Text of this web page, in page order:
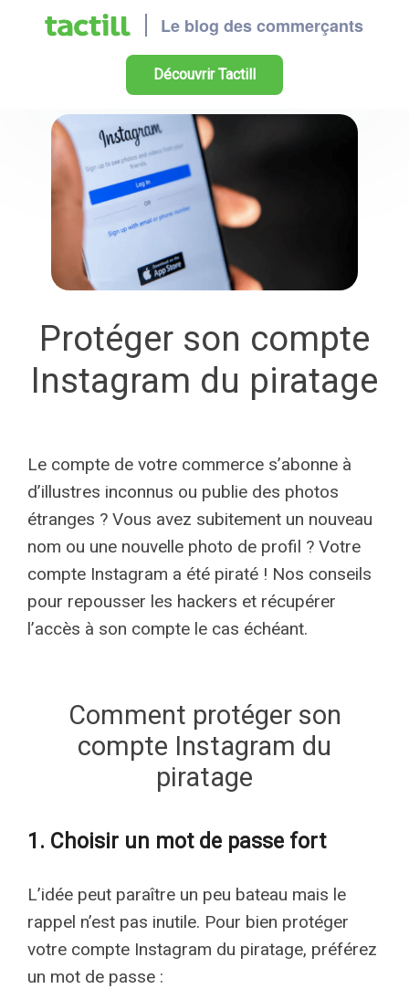
Découvrir Tactill
Protéger son compte
Instagram du piratage
Le compte de votre commerce s’abonne à
d’illustres inconnus ou publie des photos
étranges ? Vous avez subitement un nouveau
nom ou une nouvelle photo de profil ? Votre
compte Instagram a été piraté ! Nos conseils
pour repousser les hackers et récupérer
l’accès à son compte le cas échéant.
Comment protéger son
compte Instagram du
piratage
1. Choisir un mot de passe fort
L’idée peut paraître un peu bateau mais le
rappel n’est pas inutile. Pour bien protéger
votre compte Instagram du piratage, préférez
un mot de passe :